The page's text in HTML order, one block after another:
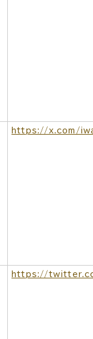
https://x.com/
https://